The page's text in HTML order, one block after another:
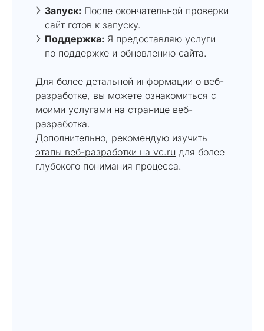
Запуск: После окончательной проверки
сайт готов к запуску.
Поддержка: Я предоставляю услуги
по поддержке и обновлению сайта.
Для более детальной информации о веб-
разработке, вы можете ознакомиться с
моими услугами на странице веб-
разработка.
Дополнительно, рекомендую изучить
этапы веб-разработки на vc.ru для более
глубокого понимания процесса.